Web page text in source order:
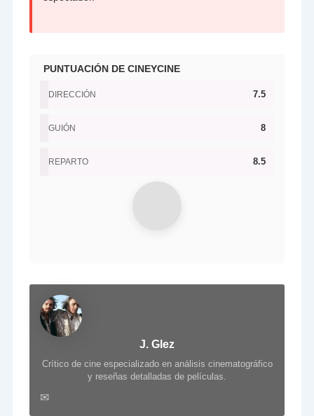
PUNTUACIÓN DE CINEYCINE
DIRECCIÓN 7.5
GUIÓN 8
REPARTO 8.5
J. Glez
Crítico de cine especializado en análisis cinematográfico
y reseñas detalladas de películas.
✉